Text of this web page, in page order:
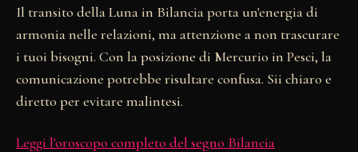
Il transito della Luna in Bilancia porta un'energia di
armonia nelle relazioni, ma attenzione a non trascurare
i tuoi bisogni. Con la posizione di Mercurio in Pesci, la
comunicazione potrebbe risultare confusa. Sii chiaro e
diretto per evitare malintesi.
Leggi l'oroscopo completo del segno Bilancia